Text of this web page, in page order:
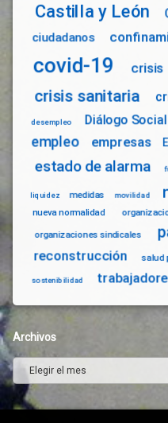
Castilla y León
ciudadanos
covid-19 crisis
crisis sanitaria
desempleo Diálogo Social
empleo empresas
estado de alarma
liquidez medidas movilidad
nueva normalidad
organizaciones sindicales
reconstrucción salud
sostenibilidad
Archivos
Archivos